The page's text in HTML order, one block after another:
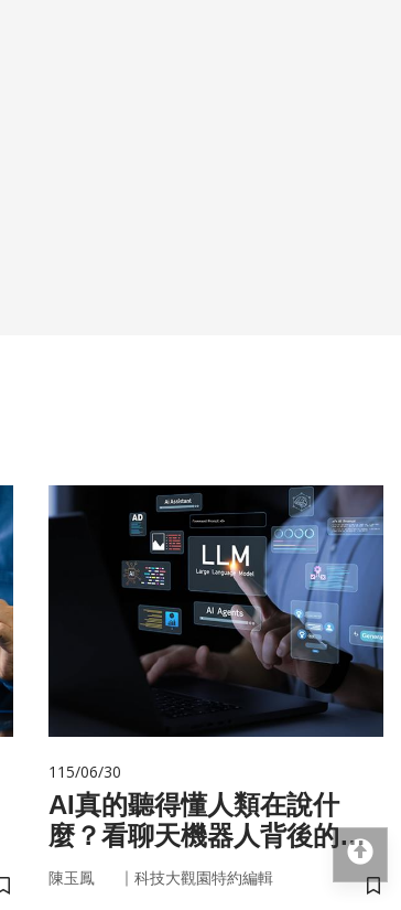
儲存書籤
115/06/30
AI真的聽得懂人類在說什
麼？看聊天機器人背後的語
言科技
陳玉鳳 ｜ 科技大觀園特約編輯
儲
回